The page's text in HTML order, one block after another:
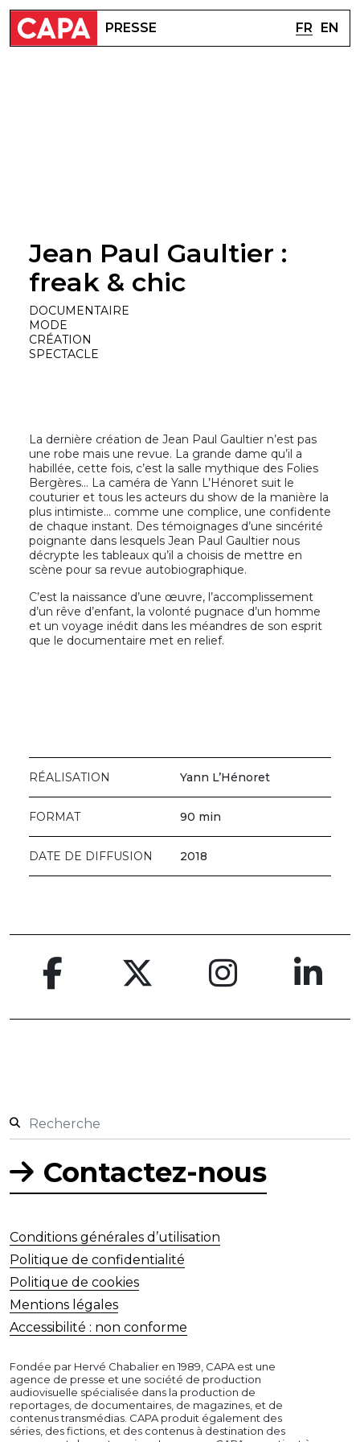
PRESSE FR EN
Jean Paul Gaultier :
freak & chic
DOCUMENTAIRE
MODE
CRÉATION
SPECTACLE
La dernière création de Jean Paul Gaultier n’est pas
une robe mais une revue. La grande dame qu’il a
habillée, cette fois, c’est la salle mythique des Folies
Bergères… La caméra de Yann L’Hénoret suit le
couturier et tous les acteurs du show de la manière la
plus intimiste… comme une complice, une confidente
de chaque instant. Des témoignages d’une sincérité
poignante dans lesquels Jean Paul Gaultier nous
décrypte les tableaux qu’il a choisis de mettre en
scène pour sa revue autobiographique.
C’est la naissance d’une œuvre, l’accomplissement
d’un rêve d’enfant, la volonté pugnace d’un homme
et un voyage inédit dans les méandres de son esprit
que le documentaire met en relief.
RÉALISATION Yann L’Hénoret
FORMAT 90 min
DATE DE DIFFUSION 2018
Fondée par Hervé Chabalier en 1989, CAPA est une
agence de presse et une société de production
audiovisuelle spécialisée dans la production de
reportages, de documentaires, de magazines, et de
contenus transmédias. CAPA produit également des
séries, des fictions, et des contenus à destination des
Conditions générales d’utilisation
Politique de confidentialité
Politique de cookies
Mentions légales
Accessibilité : non conforme
Contactez-nous